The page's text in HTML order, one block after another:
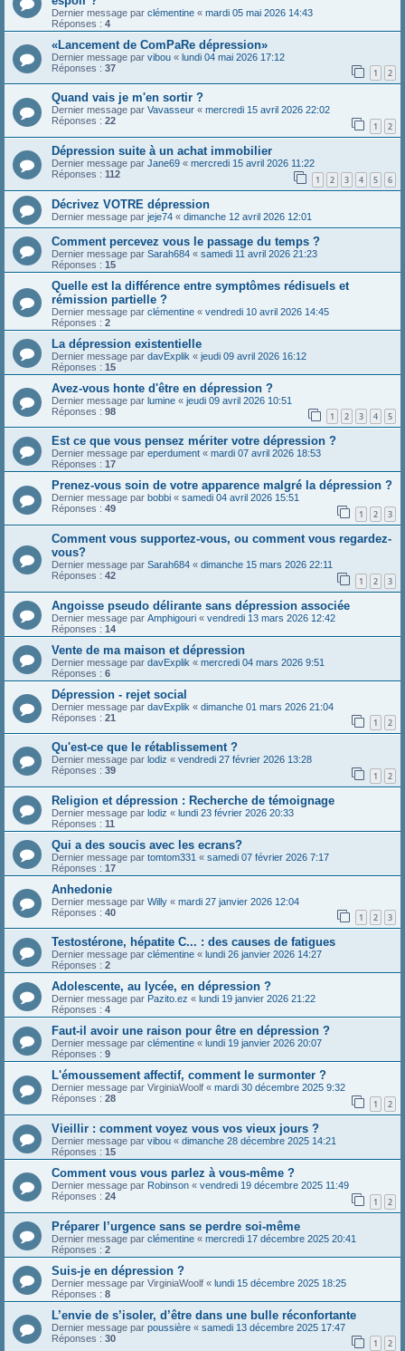
Dernier message par clémentine « mardi 05 mai 2026 14:43
Réponses : 4
«Lancement de ComPaRe dépression»
Dernier message par vibou « lundi 04 mai 2026 17:12
Réponses : 37 1 2
Quand vais je m'en sortir ?
Dernier message par Vavasseur « mercredi 15 avril 2026 22:02
Réponses : 22 1 2
Dépression suite à un achat immobilier
Dernier message par Jane69 « mercredi 15 avril 2026 11:22
Réponses : 112 1 2 3 4 5 6
Décrivez VOTRE dépression
Dernier message par jeje74 « dimanche 12 avril 2026 12:01
Comment percevez vous le passage du temps ?
Dernier message par Sarah684 « samedi 11 avril 2026 21:23
Réponses : 15
Quelle est la différence entre symptômes rédisuels et
rémission partielle ?
Dernier message par clémentine « vendredi 10 avril 2026 14:45
Réponses : 2
La dépression existentielle
Dernier message par davExplik « jeudi 09 avril 2026 16:12
Réponses : 15
Avez-vous honte d'être en dépression ?
Dernier message par lumine « jeudi 09 avril 2026 10:51
Réponses : 98 1 2 3 4 5
Est ce que vous pensez mériter votre dépression ?
Dernier message par eperdument « mardi 07 avril 2026 18:53
Réponses : 17
Prenez-vous soin de votre apparence malgré la dépression ?
Dernier message par bobbi « samedi 04 avril 2026 15:51
Réponses : 49 1 2 3
Comment vous supportez-vous, ou comment vous regardez-
vous?
Dernier message par Sarah684 « dimanche 15 mars 2026 22:11
Réponses : 42 1 2 3
Angoisse pseudo délirante sans dépression associée
Dernier message par Amphigouri « vendredi 13 mars 2026 12:42
Réponses : 14
Vente de ma maison et dépression
Dernier message par davExplik « mercredi 04 mars 2026 9:51
Réponses : 6
Dépression - rejet social
Dernier message par davExplik « dimanche 01 mars 2026 21:04
Réponses : 21 1 2
Qu'est-ce que le rétablissement ?
Dernier message par lodiz « vendredi 27 février 2026 13:28
Réponses : 39 1 2
Religion et dépression : Recherche de témoignage
Dernier message par lodiz « lundi 23 février 2026 20:33
Réponses : 11
Qui a des soucis avec les ecrans?
Dernier message par tomtom331 « samedi 07 février 2026 7:17
Réponses : 17
Anhedonie
Dernier message par Willy « mardi 27 janvier 2026 12:04
Réponses : 40 1 2 3
Testostérone, hépatite C... : des causes de fatigues
Dernier message par clémentine « lundi 26 janvier 2026 14:27
Réponses : 2
Adolescente, au lycée, en dépression ?
Dernier message par Pazito.ez « lundi 19 janvier 2026 21:22
Réponses : 4
Faut-il avoir une raison pour être en dépression ?
Dernier message par clémentine « lundi 19 janvier 2026 20:07
Réponses : 9
L'émoussement affectif, comment le surmonter ?
Dernier message par VirginiaWoolf « mardi 30 décembre 2025 9:32
Réponses : 28 1 2
Vieillir : comment voyez vous vos vieux jours ?
Dernier message par vibou « dimanche 28 décembre 2025 14:21
Réponses : 15
Comment vous vous parlez à vous-même ?
Dernier message par Robinson « vendredi 19 décembre 2025 11:49
Réponses : 24 1 2
Préparer l’urgence sans se perdre soi-même
Dernier message par clémentine « mercredi 17 décembre 2025 20:41
Réponses : 2
Suis-je en dépression ?
Dernier message par VirginiaWoolf « lundi 15 décembre 2025 18:25
Réponses : 8
L’envie de s’isoler, d’être dans une bulle réconfortante
Dernier message par poussière « samedi 13 décembre 2025 17:47
Réponses : 30 1 2